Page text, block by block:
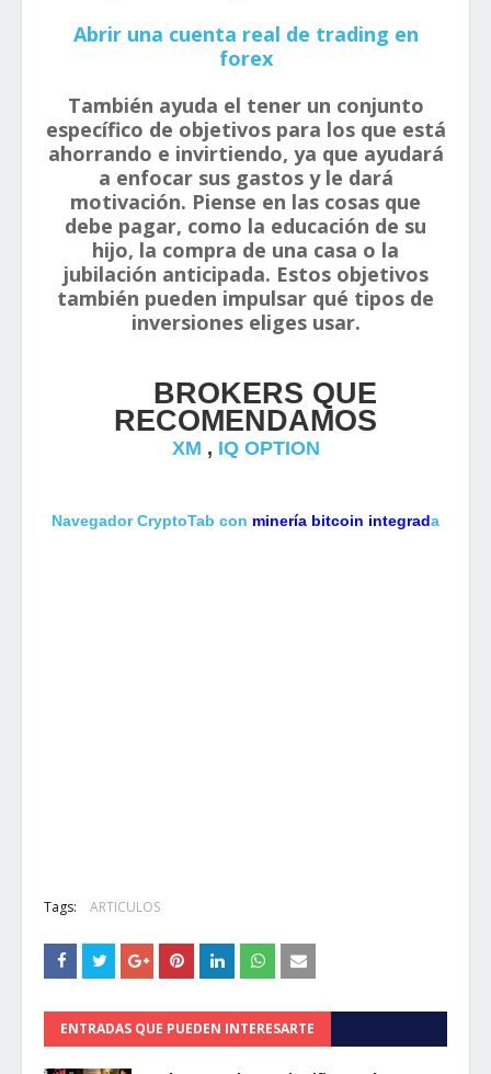
Abrir una cuenta real de trading en
forex
También ayuda el tener un conjunto
específico de objetivos para los que está
ahorrando e invirtiendo, ya que ayudará
a enfocar sus gastos y le dará
motivación. Piense en las cosas que
debe pagar, como la educación de su
hijo, la compra de una casa o la
jubilación anticipada. Estos objetivos
también pueden impulsar qué tipos de
inversiones eliges usar.
BROKERS QUE
RECOMENDAMOS
XM , IQ OPTION
Navegador CryptoTab con minería bitcoin integrada
Tags: ARTICULOS
ENTRADAS QUE PUEDEN INTERESARTE